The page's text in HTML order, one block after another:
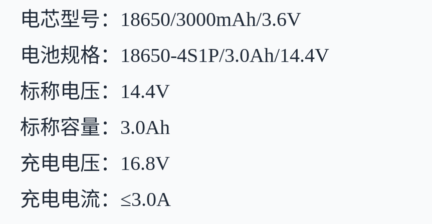
电芯型号：18650/3000mAh/3.6V
电池规格：18650-4S1P/3.0Ah/14.4V
标称电压：14.4V
标称容量：3.0Ah
充电电压：16.8V
充电电流：≤3.0A